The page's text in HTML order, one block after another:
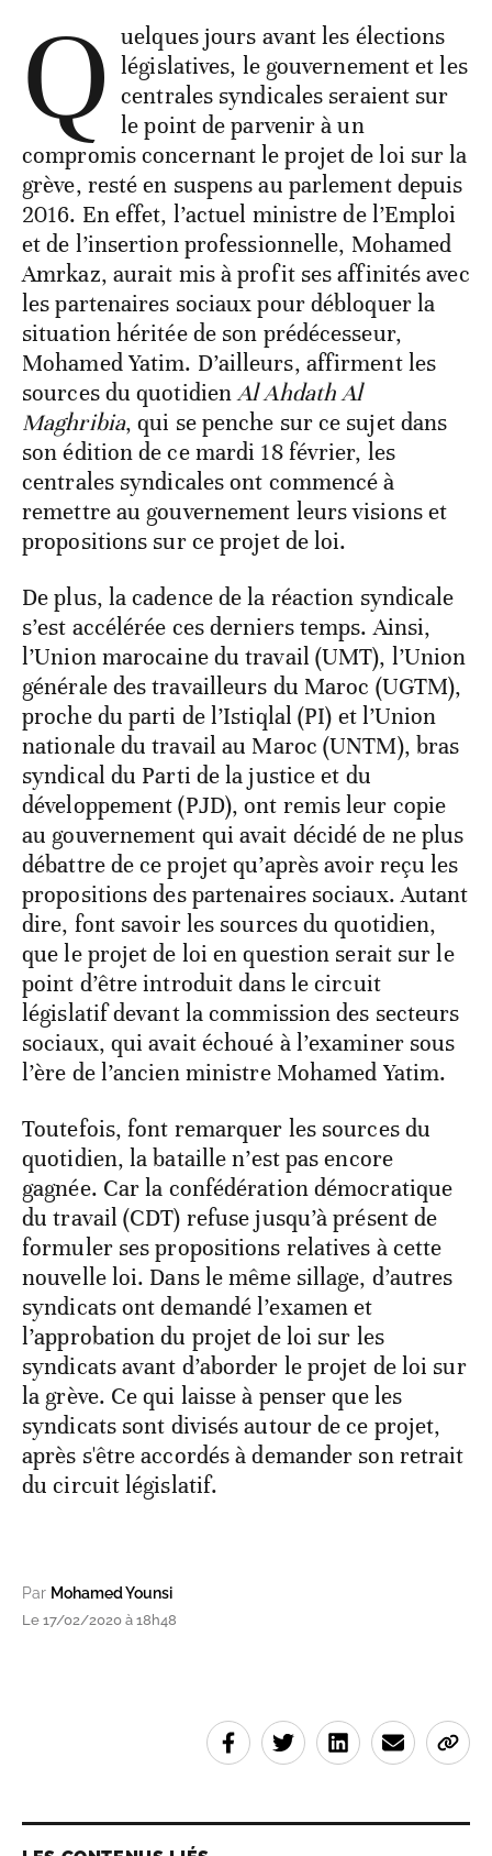
Q uelques jours avant les élections
législatives, le gouvernement et les
centrales syndicales seraient sur
le point de parvenir à un
compromis concernant le projet de loi sur la
grève, resté en suspens au parlement depuis
2016. En effet, l’actuel ministre de l’Emploi
et de l’insertion professionnelle, Mohamed
Amrkaz, aurait mis à profit ses affinités avec
les partenaires sociaux pour débloquer la
situation héritée de son prédécesseur,
Mohamed Yatim. D’ailleurs, affirment les
sources du quotidienAl Ahdath Al
Maghribia, qui se penche sur ce sujet dans
son édition de ce mardi 18 février, les
centrales syndicales ont commencé à
remettre au gouvernement leurs visions et
propositions sur ce projet de loi.
De plus, la cadence de la réaction syndicale
s’est accélérée ces derniers temps. Ainsi,
l’Union marocaine du travail (UMT), l’Union
générale des travailleurs du Maroc (UGTM),
proche du parti de l’Istiqlal (PI) et l’Union
nationale du travail au Maroc (UNTM), bras
syndical du Parti de la justice et du
développement (PJD), ont remis leur copie
au gouvernement qui avait décidé de ne plus
débattre de ce projet qu’après avoir reçu les
propositions des partenaires sociaux. Autant
dire, font savoir les sources du quotidien,
que le projet de loi en question serait sur le
point d’être introduit dans le circuit
législatif devant la commission des secteurs
sociaux, qui avait échoué à l’examiner sous
l’ère de l’ancien ministre Mohamed Yatim.
Toutefois, font remarquer les sources du
quotidien, la bataille n’est pas encore
gagnée. Car la confédération démocratique
du travail (CDT) refuse jusqu’à présent de
formuler ses propositions relatives à cette
nouvelle loi. Dans le même sillage, d’autres
syndicats ont demandé l’examen et
l’approbation du projet de loi sur les
syndicats avant d’aborder le projet de loi sur
la grève. Ce qui laisse à penser que les
syndicats sont divisés autour de ce projet,
après s'être accordés à demander son retrait
du circuit législatif.
Par Mohamed Younsi
Le 17/02/2020 à 18h48